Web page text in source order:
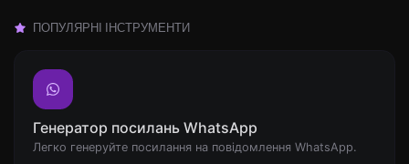
ПОПУЛЯРНІ ІНСТРУМЕНТИ
Генератор посилань WhatsApp
Легко генеруйте посилання на повідомлення WhatsApp.